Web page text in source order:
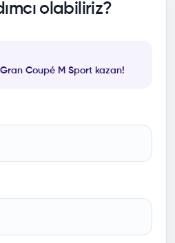
olabiliriz?
Coupé M Sport kazan!